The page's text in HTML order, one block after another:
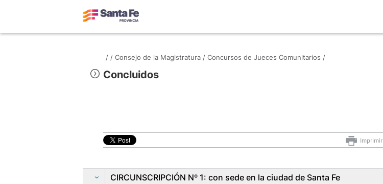
/ / Consejo de la Magistratura / Concursos de Jueces Comunitarios /
Concluidos
Imprimir
CIRCUNSCRIPCIÓN Nº 1: con sede en la ciudad de Santa Fe